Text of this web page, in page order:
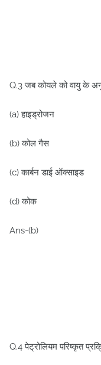
Q.3 जब कोयले को वायु के
(a) हाइड्रोजन
(b) कोल गैस
(c) कार्बन डाई ऑक्साइड
(d) कोक
Ans-(b)
Q.4 पेट्रोलियम परिष्कृत